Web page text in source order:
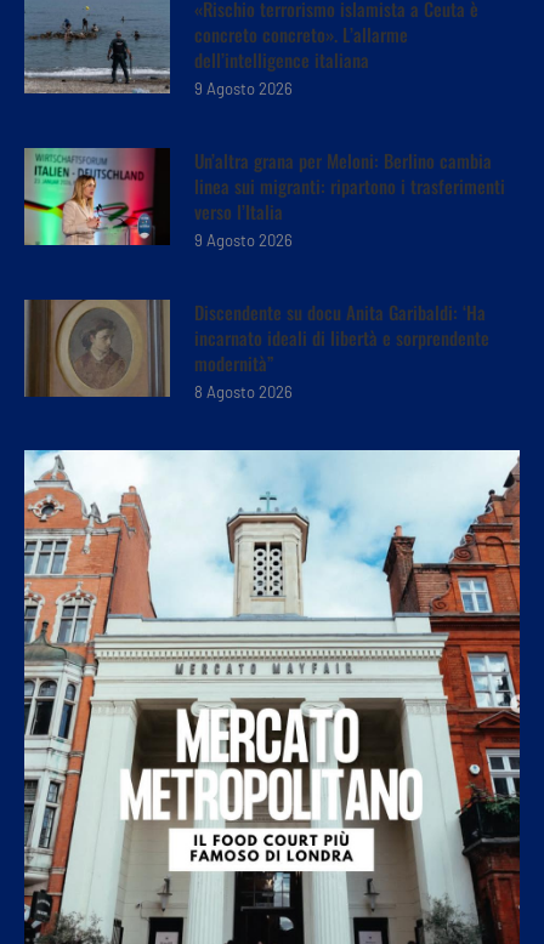
«Rischio terrorismo islamista a Ceuta è
concreto concreto». L’allarme
dell’intelligence italiana
9 Agosto 2026
Un’altra grana per Meloni: Berlino cambia
linea sui migranti: ripartono i trasferimenti
verso l’Italia
9 Agosto 2026
Discendente su docu Anita Garibaldi: ‘Ha
incarnato ideali di libertà e sorprendente
modernità”
8 Agosto 2026